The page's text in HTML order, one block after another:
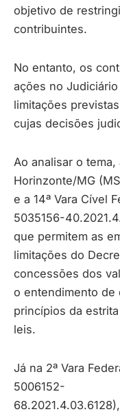
objetivo de
contribuintes.
No entanto, os
ações no
limitações
cujas decisões
Ao analisar o
Horinzonte/MG
e a 14ª Vara Cível
5035156-
que permitem as
limitações do
concessões dos
o entendimento de
princípios da
leis.
Já na 2ª Vara
5006152-